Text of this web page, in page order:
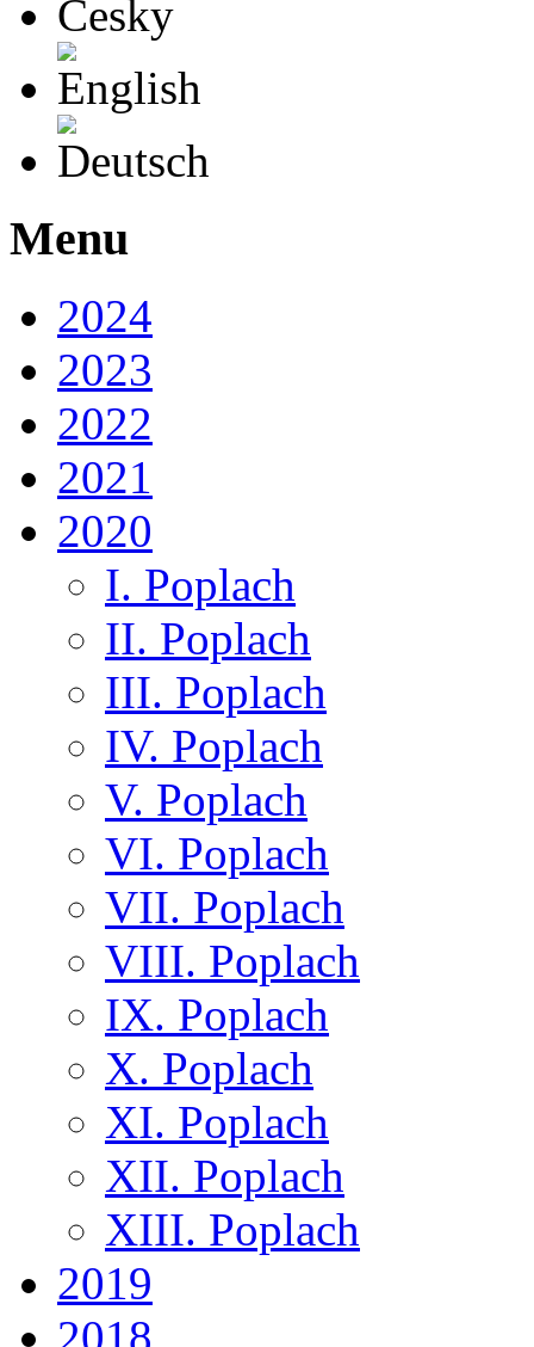
Menu
2024
2023
2022
2021
2020
I. Poplach
II. Poplach
III. Poplach
IV. Poplach
V. Poplach
VI. Poplach
VII. Poplach
VIII. Poplach
IX. Poplach
X. Poplach
XI. Poplach
XII. Poplach
XIII. Poplach
2019
2018